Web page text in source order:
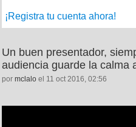
¡Registra tu cuenta ahora!
Un buen presentador,
audiencia guarde la calma
por mclalo el 11 oct 2016, 02:56